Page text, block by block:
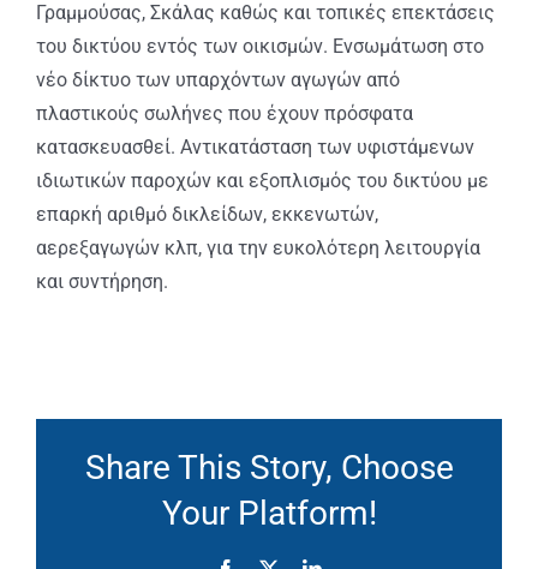
Γραμμούσας, Σκάλας καθώς και τοπικές επεκτάσεις
του δικτύου εντός των οικισμών. Ενσωμάτωση στο
νέο δίκτυο των υπαρχόντων αγωγών από
πλαστικούς σωλήνες που έχουν πρόσφατα
κατασκευασθεί. Αντικατάσταση των υφιστάμενων
ιδιωτικών παροχών και εξοπλισμός του δικτύου με
επαρκή αριθμό δικλείδων, εκκενωτών,
αερεξαγωγών κλπ, για την ευκολότερη λειτουργία
και συντήρηση.
Share This Story, Choose
Your Platform!